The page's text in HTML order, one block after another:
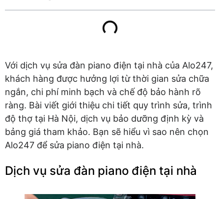
Với dịch vụ sửa đàn piano điện tại nhà của Alo247,
khách hàng được hưởng lợi từ thời gian sửa chữa
ngắn, chi phí minh bạch và chế độ bảo hành rõ
ràng. Bài viết giới thiệu chi tiết quy trình sửa, trình
độ thợ tại Hà Nội, dịch vụ bảo dưỡng định kỳ và
bảng giá tham khảo. Bạn sẽ hiểu vì sao nên chọn
Alo247 để sửa piano điện tại nhà.
Dịch vụ sửa đàn piano điện tại nhà